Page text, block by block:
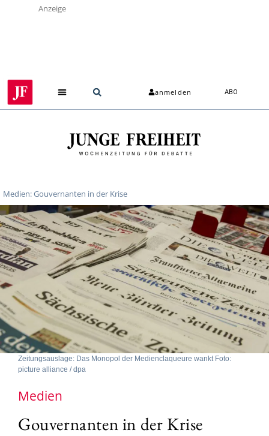
Anzeige
anmelden ABO
Medien: Gouvernanten in der Krise
Zeitungsauslage: Das Monopol der Medienclaqueure wankt Foto:
picture alliance / dpa
Medien
Gouvernanten in der Krise